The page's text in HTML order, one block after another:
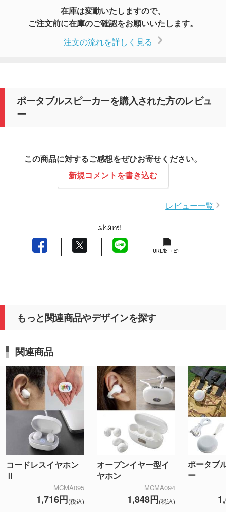
在庫は変動いたしますので、
ご注文前に在庫のご確認をお願いいたします。
注文の流れを詳しく見る
ポータブルスピーカーを購入された方のレビュ
ー
この商品に対するご感想をぜひお寄せください。
新規コメントを書き込む
レビュー一覧
もっと関連商品やデザインを探す
関連商品
コードレスイヤホン
Ⅱ
MCMA095
1,716円(税込)
オープンイヤー型イ
ヤホン
MCMA094
1,848円(税込)
ポータブ
ー